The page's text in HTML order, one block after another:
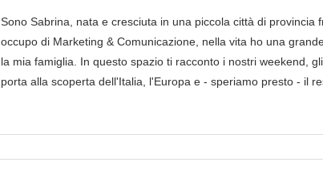
Sono Sabrina, nata e cresciuta in una piccola città di provincia
occupo di Marketing & Comunicazione, nella vita ho una
la mia famiglia. In questo spazio ti racconto i nostri weekend,
porta alla scoperta dell'Italia, l'Europa e - speriamo presto - il